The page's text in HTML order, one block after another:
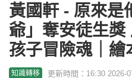
黃國軒 - 原來是
爺」奪安徒生獎
孩子冒險魂｜繪
知識轉移 更新時間：16:30 2026-